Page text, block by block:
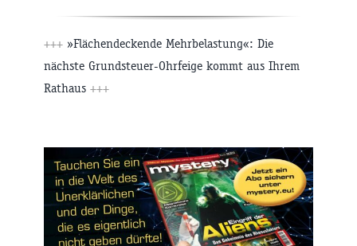
+++ »Flächendeckende Mehrbelastung«: Die
nächste Grundsteuer-Ohrfeige kommt aus Ihrem
Rathaus +++